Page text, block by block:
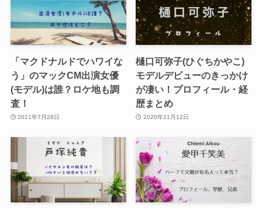
「マクドナルドでハワイな
う」のマックCM出演女優
(モデル)は誰？ロケ地も調
査！
2021年7月28日
樋口可弥子(ひぐちかやこ)
モデルデビューのきっかけ
が凄い！プロフィール・経
歴まとめ
2020年11月12日